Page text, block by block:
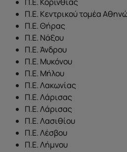
Π.Ε. Κεντρικού τομέα
Π.Ε. Θήρας
Π.Ε. Νάξου
Π.Ε. Άνδρου
Π.Ε. Μυκόνου
Π.Ε. Μήλου
Π.Ε. Λακωνίας
Π.Ε. Λάρισας
Π.Ε. Λάρισας
Π.Ε. Λασιθίου
Π.Ε. Λέσβου
Π.Ε. Λήμνου